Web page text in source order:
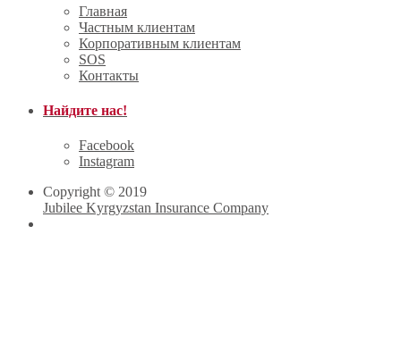
Главная
Частным клиентам
Корпоративным клиентам
SOS
Контакты
Найдите нас!
Facebook
Instagram
Copyright © 2019
Jubilee Kyrgyzstan Insurance Company